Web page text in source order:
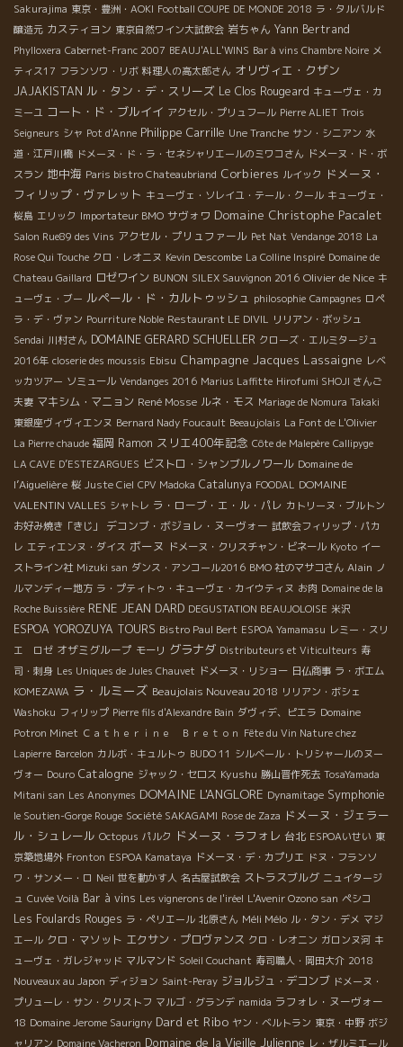
Sakurajima 東京・豊洲・AOKI Football COUPE DE MONDE 2018 ラ・タルバルド
醸造元 カスティヨン 東京自然ワイン大試飲会 岩ちゃん Yann Bertrand
Phylloxera Cabernet-Franc 2007 BEAUJ'ALL'WINS Bar à vins Chambre Noire メ
ティス17 フランソワ・リボ 料理人の高太郎さん オリヴィエ・クザン
JAJAKISTAN ル・タン・デ・スリーズ Le Clos Rougeard キューヴェ・カ
ミーユ コート・ド・ブルイイ アクセル・プリュフール Pierre ALIET Trois
Seigneurs シャ Pot d'Anne Philippe Carrille Une Tranche サン・シニアン 水
道・江戸川橋 ドメーヌ・ド・ラ・セネシャリエールのミワコさん ドメーヌ・ド・ボ
スラン 地中海 Paris bistro Chateaubriand Corbieres ルイック ドメーヌ・
フィリップ・ヴァレット キューヴェ・ソレイユ・テール・クール キューヴェ・
桜島 エリック Importateur BMO サヴォワ Domaine Christophe Pacalet
Salon Rue89 des Vins アクセル・プリュファール Pet Nat Vendange 2018 La
Rose Qui Touche クロ・レオニヌ Kevin Descombe La Colline Inspiré Domaine de
Chateau Gaillard ロゼワイン BUNON SILEX Sauvignon 2016 Olivier de Nice キ
ューヴェ・ブー ルペール・ド・カルトゥッシュ philosophie Campagnes ロペ
ラ・デ・ヴァン Pourriture Noble Restaurant LE DIVIL リリアン・ボッシュ
Sendai 川村さん DOMAINE GERARD SCHUELLER クローズ・エルミタージュ
2016年 closerie des moussis Ebisu Champagne Jacques Lassaigne レベ
ッカツアー ソミュール Vendanges 2016 Marius Laffitte Hirofumi SHOJI さんご
夫妻 マキシム・マニョン René Mosse ルネ・モス Mariage de Nomura Takaki
東銀座ヴィヴィエンヌ Bernard Nady Foucault Beeaujolais La Font de L'Olivier
La Pierre chaude 福岡 Ramon スリエ400年記念 Côte de Malepère Callipyge
LA CAVE D’ESTEZARGUES ビストロ・シャンブルノワール Domaine de
l’Aiguelière 桜 Juste Ciel CPV Madoka Catalunya FOODAL DOMAINE
VALENTIN VALLES シャトレ ラ・ローブ・エ・ル・パレ カトリーヌ・ブルトン
お好み焼き「きじ」
デコンブ・ボジョレ・ヌーヴォー 試飲会フィリップ・パカ
レ エティエンヌ・ダイス ボーヌ ドメーヌ・クリスチャン・ビネール Kyoto イー
ストライン社 Mizuki san ダンス・アンコール2016 BMO 社のマサコさん Alain ノ
ルマンディー地方 ラ・プティトゥ・キューヴェ・カイウティヌ お肉 Domaine de la
Roche Buissière RENE JEAN DARD DEGUSTATION BEAUJOLOISE 米沢
ESPOA YOROZUYA TOURS Bistro Paul Bert ESPOA Yamamasu レミー・スリ
エ ロゼ オザミグループ モーリ グラナダ Distributeurs et Viticulteurs 寿
司・刺身 Les Uniques de Jules Chauvet ドメーヌ・リショー 日仏商事 ラ・ボエム
KOMEZAWA ラ・ルミーズ Beaujolais Nouveau 2018 リリアン・ボシェ
Washoku フィリップ Pierre fils d'Alexandre Bain ダヴィデ、ピエラ Domaine
Potron Minet Ｃａｔｈｅｒｉｎｅ Ｂｒｅｔｏｎ Fête du Vin Nature chez
Lapierre Barcelon カルボ・キュルトゥ BUDO 11 シルベール・トリシャールのヌー
ヴォー Douro Catalogne ジャック・セロス Kyushu 勝山晋作死去 TosaYamada
Mitani san Les Anonymes DOMAINE L'ANGLORE Dynamitage Symphonie
le Soutien-Gorge Rouge Société SAKAGAMI Rose de Zaza ドメーヌ・ジェラー
ル・シュレール Octopus パルク ドメーヌ・ラフォレ 台北 ESPOAいせい 東
京築地場外 Fronton ESPOA Kamataya ドメーヌ・デ・カプリエ ドヌ・フランソ
ワ・サンメー・ロ Neil 世を動かす人 名古屋試飲会 ストラスブルグ ニュイタージ
ュ Cuvée Voilà Bar à vins Les vignerons de l'iréel L'Avenir Ozono san ペシコ
Les Foulards Rouges ラ・ペリエール 北原さん Méli Mélo ル・タン・デメ マジ
エール クロ・マソット エクサン・プロヴァンス クロ・レオニン ガロンヌ河 キ
ューヴェ・ガレジャッド マルマンド Soleil Couchant 寿司職人・岡田大介 2018
Nouveaux au Japon ディジョン Saint-Peray ジョルジュ・デコンブ ドメーヌ・
プリューレ・サン・クリストフ マルゴ・グランデ namida ラフォレ・ヌーヴォー
18 Domaine Jerome Saurigny Dard et Ribo ヤン・ベルトラン 東京・中野 ボジ
ャリアン Domaine Vacheron Domaine de la Vieille Julienne レ・ザルミエール